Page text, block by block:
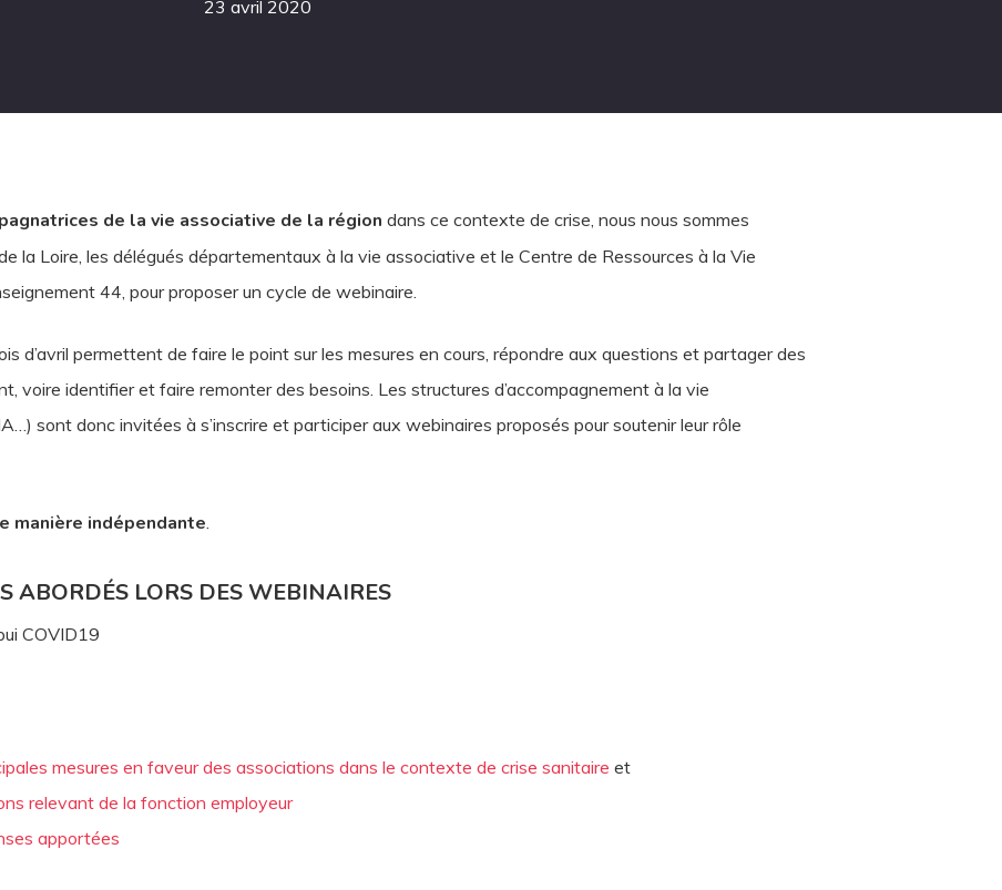
23 avril 2020
de la vie associative de la région dans ce contexte de crise, nous nous sommes
la Loire, les délégués départementaux à la vie associative et le Centre de Ressources à la Vie
44, pour proposer un cycle de webinaire.
d’avril permettent de faire le point sur les mesures en cours, répondre aux questions et partager des
voire identifier et faire remonter des besoins. Les structures d’accompagnement à la vie
sont donc invitées à s’inscrire et participer aux webinaires proposés pour soutenir leur rôle
manière indépendante.
ABORDÉS LORS DES WEBINAIRES
COVID19
mesures en faveur des associations dans le contexte de crise sanitaire et
relevant de la fonction employeur
apportées